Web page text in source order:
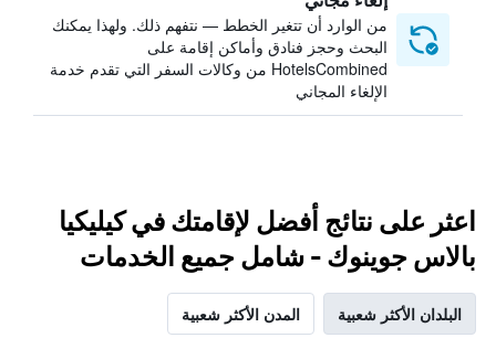
من الوارد أن تتغير الخطط — نتفهم ذلك. ولهذا يمكنك
البحث وحجز فنادق وأماكن إقامة على
HotelsCombined من وكالات السفر التي تقدم خدمة
الإلغاء المجاني
اعثر على نتائج أفضل لإقامتك في كيليكيا
بالاس جوينوك - شامل جميع الخدمات
البلدان الأكثر شعبية المدن الأكثر شعبية